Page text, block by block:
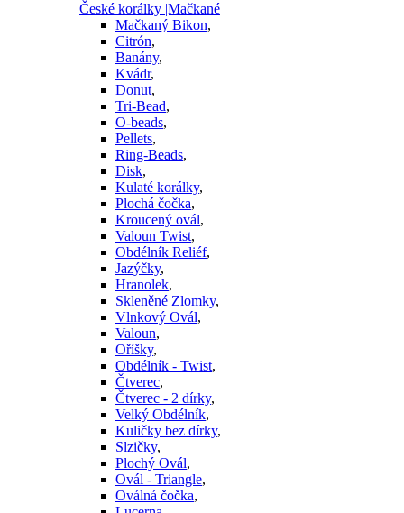
České korálky |Mačkané
Mačkaný Bikon,
Citrón,
Banány,
Kvádr,
Donut,
Tri-Bead,
O-beads,
Pellets,
Ring-Beads,
Disk,
Kulaté korálky,
Plochá čočka,
Kroucený ovál,
Valoun Twist,
Obdélník Reliéf,
Jazýčky,
Hranolek,
Skleněné Zlomky,
Vlnkový Ovál,
Valoun,
Oříšky,
Obdélník - Twist,
Čtverec,
Čtverec - 2 dírky,
Velký Obdélník,
Kuličky bez dírky,
Slzičky,
Plochý Ovál,
Ovál - Triangle,
Oválná čočka,